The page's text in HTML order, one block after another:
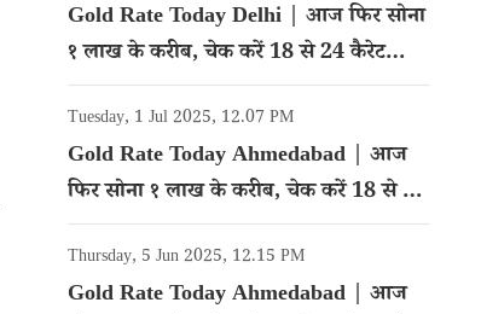
Gold Rate Today Delhi | आज फिर सोना
१ लाख के करीब, चेक करें 18 से 24 कैरेट
गोल्ड का रेट
Tuesday, 1 Jul 2025, 12.07 PM
Gold Rate Today Ahmedabad | आज
फिर सोना १ लाख के करीब, चेक करें 18 से 24
कैरेट गोल्ड का रेट
Thursday, 5 Jun 2025, 12.15 PM
Gold Rate Today Ahmedabad | आज